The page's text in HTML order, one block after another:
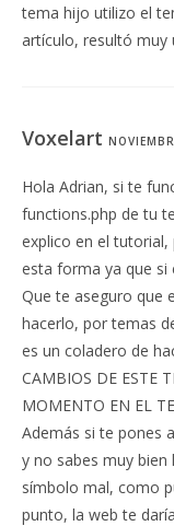
tema hijo utilizo el
artículo, resultó muy
Voxelart
Hola Adrian, si te
functions.php de tu
explico en el
esta forma ya que si
Que te aseguro que
hacerlo, por temas
es un coladero de
CAMBIOS DE ESTE
MOMENTO EN EL
Además si te pones
y no sabes muy bien
símbolo mal, como
punto, la web te